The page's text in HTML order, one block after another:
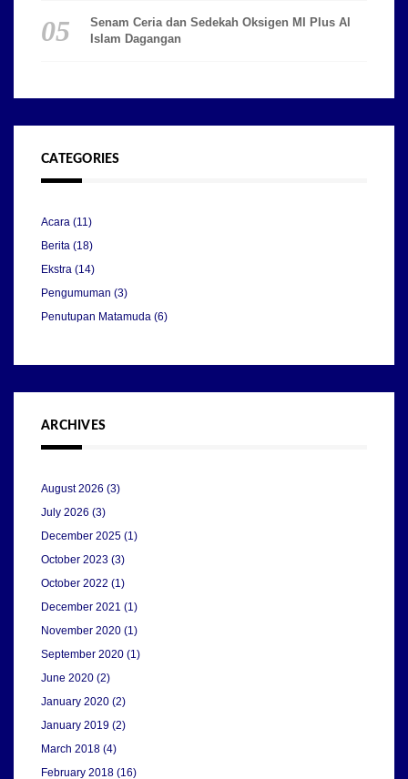
Senam Ceria dan Sedekah Oksigen MI Plus Al
Islam Dagangan
CATEGORIES
Acara (11)
Berita (18)
Ekstra (14)
Pengumuman (3)
Penutupan Matamuda (6)
ARCHIVES
August 2026 (3)
July 2026 (3)
December 2025 (1)
October 2023 (3)
October 2022 (1)
December 2021 (1)
November 2020 (1)
September 2020 (1)
June 2020 (2)
January 2020 (2)
January 2019 (2)
March 2018 (4)
February 2018 (16)